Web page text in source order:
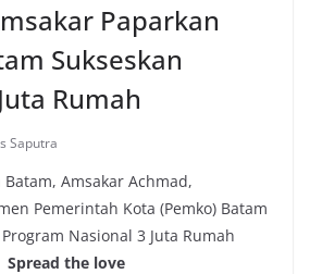
Paparkan
Sukseskan
Rumah
Saputra
Amsakar Achmad,
Pemerintah Kota (Pemko) Batam
Nasional 3 Juta Rumah
Spread the love